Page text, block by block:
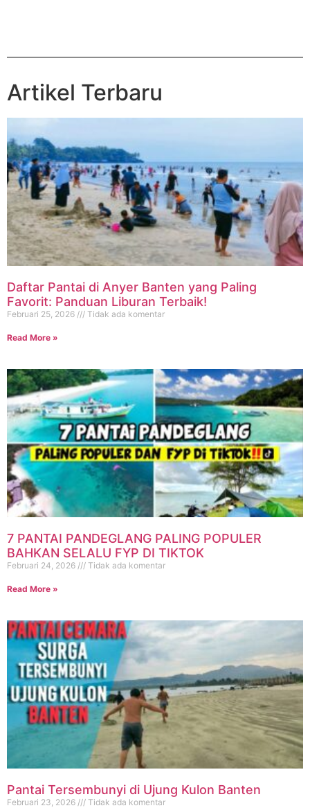
Artikel Terbaru
Daftar Pantai di Anyer Banten yang Paling
Favorit: Panduan Liburan Terbaik!
Februari 25, 2026 Tidak ada komentar
Read More »
7 PANTAI PANDEGLANG PALING POPULER
BAHKAN SELALU FYP DI TIKTOK
Februari 24, 2026 Tidak ada komentar
Read More »
Pantai Tersembunyi di Ujung Kulon Banten
Februari 23, 2026 Tidak ada komentar